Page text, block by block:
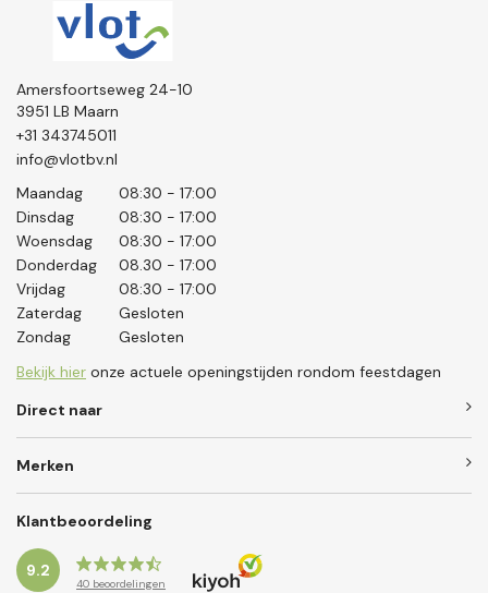
Amersfoortseweg 24-10
3951 LB Maarn
+31 343745011
info@vlotbv.nl
Maandag
08:30 - 17:00
Dinsdag
08:30 - 17:00
Woensdag
08:30 - 17:00
Donderdag
08.30 - 17:00
Vrijdag
08:30 - 17:00
Zaterdag
Gesloten
Zondag
Gesloten
Bekijk hier onze actuele openingstijden rondom feestdagen
Direct naar
Merken
Klantbeoordeling
9.2
40 beoordelingen